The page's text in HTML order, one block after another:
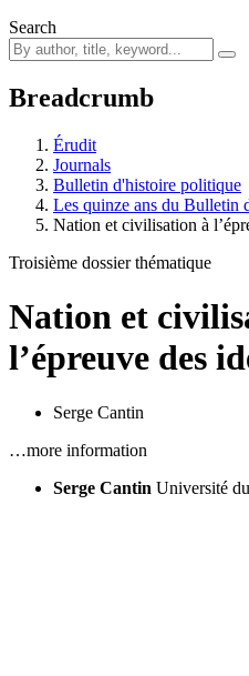
Search
Breadcrumb
Érudit
Journals
Bulletin d'histoire politique
Les quinze ans du Bulletin
Nation et civilisation à
Troisième dossier thématique
Nation et
l’épreuve des
Serge Cantin
…more information
Serge Cantin Université